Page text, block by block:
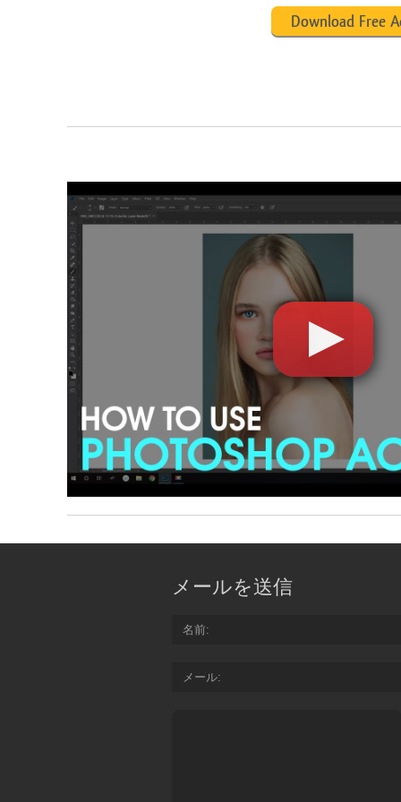
Download Free
メールを送信
名前
メール